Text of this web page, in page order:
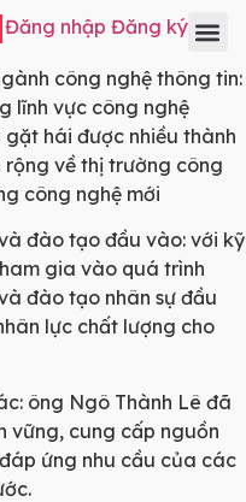
Đăng nhập Đăng ký
công nghệ thông tin:
lĩnh vực công nghệ
hái được nhiều thành
về thị trường công
công nghệ mới
đào tạo đầu vào: với kỹ
gia vào quá trình
đào tạo nhân sự đầu
lực chất lượng cho
ông Ngô Thành Lê đã
vững, cung cấp nguồn
ứng nhu cầu của các